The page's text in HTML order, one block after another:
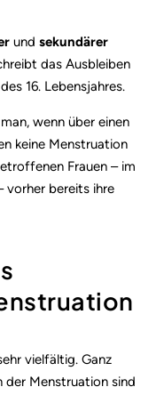
und sekundärer
das Ausbleiben
16. Lebensjahres.
wenn über einen
keine Menstruation
Frauen – im
vorher bereits ihre
vielfältig. Ganz
der Menstruation sind